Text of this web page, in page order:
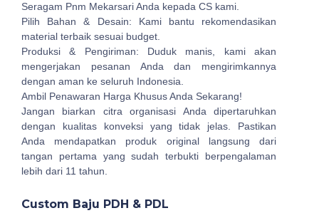
Seragam Pnm Mekarsari Anda kepada CS kami.
Pilih Bahan & Desain: Kami bantu rekomendasikan
material terbaik sesuai budget.
Produksi & Pengiriman: Duduk manis, kami akan
mengerjakan pesanan Anda dan mengirimkannya
dengan aman ke seluruh Indonesia.
Ambil Penawaran Harga Khusus Anda Sekarang!
Jangan biarkan citra organisasi Anda dipertaruhkan
dengan kualitas konveksi yang tidak jelas. Pastikan
Anda mendapatkan produk original langsung dari
tangan pertama yang sudah terbukti berpengalaman
lebih dari 11 tahun.
Custom Baju PDH & PDL